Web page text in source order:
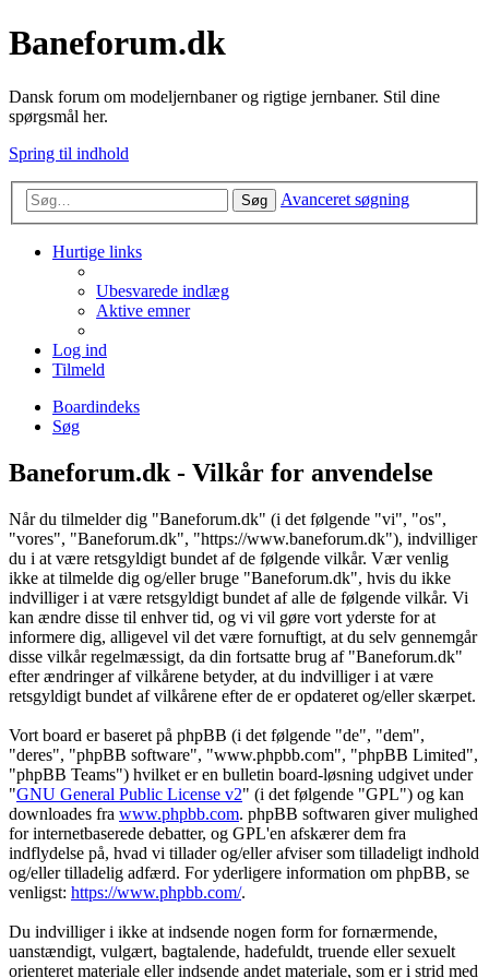
Baneforum.dk
Dansk forum om modeljernbaner og rigtige jernbaner. Stil dine
spørgsmål her.
Spring til indhold
Søg Avanceret søgning
Hurtige links
Ubesvarede indlæg
Aktive emner
Log ind
Tilmeld
Boardindeks
Søg
Baneforum.dk - Vilkår for anvendelse
Når du tilmelder dig "Baneforum.dk" (i det følgende "vi", "os",
"vores", "Baneforum.dk", "https://www.baneforum.dk"), indvilliger
du i at være retsgyldigt bundet af de følgende vilkår. Vær venlig
ikke at tilmelde dig og/eller bruge "Baneforum.dk", hvis du ikke
indvilliger i at være retsgyldigt bundet af alle de følgende vilkår. Vi
kan ændre disse til enhver tid, og vi vil gøre vort yderste for at
informere dig, alligevel vil det være fornuftigt, at du selv gennemgår
disse vilkår regelmæssigt, da din fortsatte brug af "Baneforum.dk"
efter ændringer af vilkårene betyder, at du indvilliger i at være
retsgyldigt bundet af vilkårene efter de er opdateret og/eller skærpet.
Vort board er baseret på phpBB (i det følgende "de", "dem",
"deres", "phpBB software", "www.phpbb.com", "phpBB Limited",
"phpBB Teams") hvilket er en bulletin board-løsning udgivet under
"GNU General Public License v2" (i det følgende "GPL") og kan
downloades fra www.phpbb.com. phpBB softwaren giver mulighed
for internetbaserede debatter, og GPL'en afskærer dem fra
indflydelse på, hvad vi tillader og/eller afviser som tilladeligt indhold
og/eller tilladelig adfærd. For yderligere information om phpBB, se
venligst: https://www.phpbb.com/.
Du indvilliger i ikke at indsende nogen form for fornærmende,
uanstændigt, vulgært, bagtalende, hadefuldt, truende eller sexuelt
orienteret materiale eller indsende andet materiale, som er i strid med